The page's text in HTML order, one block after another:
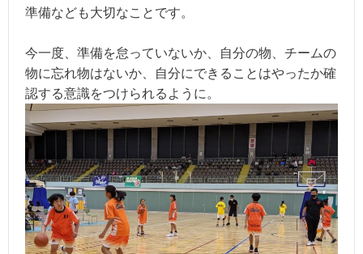
準備なども大切なことです。
今一度、準備を怠っていないか、自分の物、チームの
物に忘れ物はないか、自分にできることはやったか確
認する意識をつけられるように。